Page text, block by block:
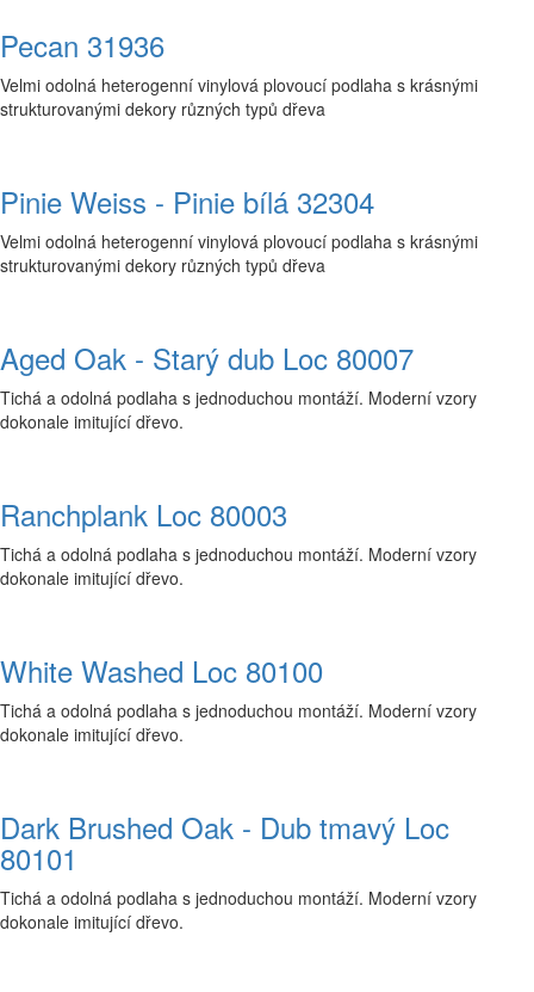
Pecan 31936
Velmi odolná heterogenní vinylová plovoucí podlaha s krásnými
strukturovanými dekory různých typů dřeva
Pinie Weiss - Pinie bílá 32304
Velmi odolná heterogenní vinylová plovoucí podlaha s krásnými
strukturovanými dekory různých typů dřeva
Aged Oak - Starý dub Loc 80007
Tichá a odolná podlaha s jednoduchou montáží. Moderní vzory
dokonale imitující dřevo.
Ranchplank Loc 80003
Tichá a odolná podlaha s jednoduchou montáží. Moderní vzory
dokonale imitující dřevo.
White Washed Loc 80100
Tichá a odolná podlaha s jednoduchou montáží. Moderní vzory
dokonale imitující dřevo.
Dark Brushed Oak - Dub tmavý Loc
80101
Tichá a odolná podlaha s jednoduchou montáží. Moderní vzory
dokonale imitující dřevo.